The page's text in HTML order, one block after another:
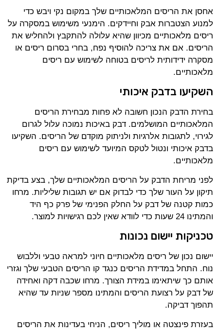
אחסן את הריסים המלאכותיים שלך במקום נקי ויבש כדי
למנוע הצטברות אבק וחיידקים. הימנעי משימוש במסקרה על
ריסים מלאכותיים מכיוון שהיא עלולה להתקבץ ולהחליש את
הריסים. אם את צריכה להוסיף נפח, בחרי בסרום ריסים או
מסקרה ידידותית לריסים בטוחה לשימוש עם ריסים
מלאכותיים.
השקיעו בדבק איכותי
בחירת הדבק הנכון חשובה לא פחות מבחירת הריסים
המלאכותיים המושלמים. דבק באיכות נמוכה עלול לגרום
לגירוי, לתגובות אלרגיות ולניתוק מוקדם של הריסים. השקיעו
בדבק איכותי ונטול לטקס המיועד לשימוש עם ריסים
מלאכותיים.
לפני מריחת הדבק על הריסים המלאכותיים שלך, בצע בדיקת
תיקון על העור שלך כדי לבדוק אם יש תגובות שליליות. מרחו
כמות קטנה של דבק על החלק הפנימי של פרק כף היד
והמתינו 24 שעות כדי לוודא שאין לכם רגישויות למוצר.
טכניקות יישום נכונות
יישום נכון של ריסים מלאכותיים חיוני למראה טבעי וללבוש
נוח. התחל במדידת הריסים כנגד קו הריסים הטבעי שלך וגזרי
אותם כך שיתאימו במידת הצורך. מרחו שכבה דקה ואחידה
של דבק על רצועת הריסים והמתינו מספר שניות עד שהיא
תהפוך דביקה.
בעזרת פינצטה או מוליך ריסים, הניחי בעדינות את הריסים